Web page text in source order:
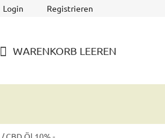
Login Registrieren
WARENKORB LEEREN